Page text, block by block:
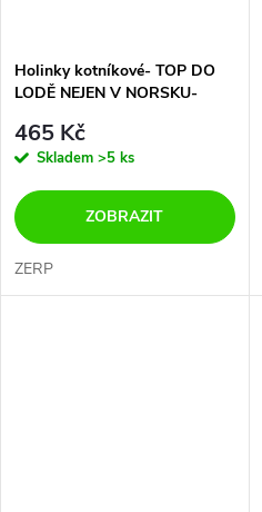
Holinky kotníkové- TOP DO
LODĚ NEJEN V NORSKU-
465 Kč
Skladem >5 ks
ZOBRAZIT
ZERP